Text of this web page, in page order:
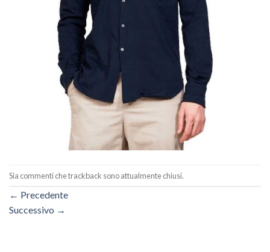
Sia commenti che trackback sono attualmente chiusi.
← Precedente
Successivo →